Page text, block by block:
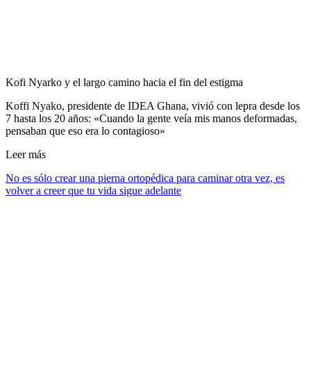
Kofi Nyarko y el largo camino hacia el fin del estigma
Koffi Nyako, presidente de IDEA Ghana, vivió con lepra desde los
7 hasta los 20 años: «Cuando la gente veía mis manos deformadas,
pensaban que eso era lo contagioso»
Leer más
No es sólo crear una pierna ortopédica para caminar otra vez, es
volver a creer que tu vida sigue adelante